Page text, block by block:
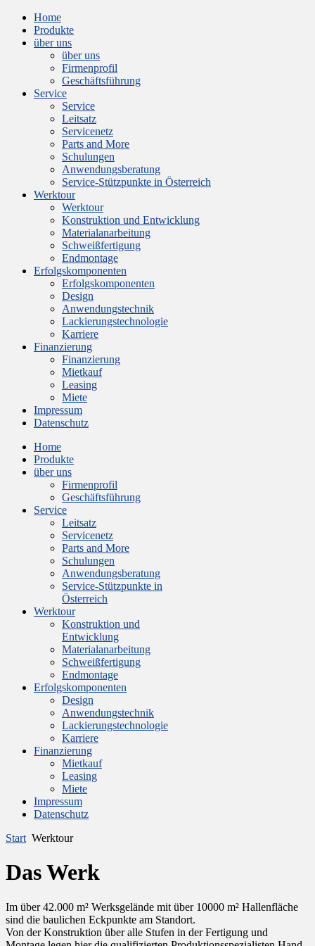
Home
Produkte
über uns
über uns
Firmenprofil
Geschäftsführung
Service
Service
Leitsatz
Servicenetz
Parts and More
Schulungen
Anwendungsberatung
Service-Stützpunkte in Österreich
Werktour
Werktour
Konstruktion und Entwicklung
Materialanarbeitung
Schweißfertigung
Endmontage
Erfolgskomponenten
Erfolgskomponenten
Design
Anwendungstechnik
Lackierungstechnologie
Karriere
Finanzierung
Finanzierung
Mietkauf
Leasing
Miete
Impressum
Datenschutz
Home
Produkte
über uns
Firmenprofil
Geschäftsführung
Service
Leitsatz
Servicenetz
Parts and More
Schulungen
Anwendungsberatung
Service-Stützpunkte in
Österreich
Werktour
Konstruktion und
Entwicklung
Materialanarbeitung
Schweißfertigung
Endmontage
Erfolgskomponenten
Design
Anwendungstechnik
Lackierungstechnologie
Karriere
Finanzierung
Mietkauf
Leasing
Miete
Impressum
Datenschutz
Start Werktour
Das Werk
Im über 42.000 m² Werksgelände mit über 10000 m² Hallenfläche
sind die baulichen Eckpunkte am Standort.
Von der Konstruktion über alle Stufen in der Fertigung und